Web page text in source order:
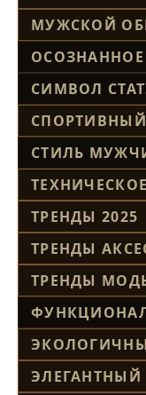
МУЖСКОЙ
ОСОЗНАННОЕ
СИМВОЛ
СТИЛЬ
ТРЕНДЫ 2025
ТРЕНДЫ
ТРЕНДЫ
ЭЛЕГАНТНЫЙ